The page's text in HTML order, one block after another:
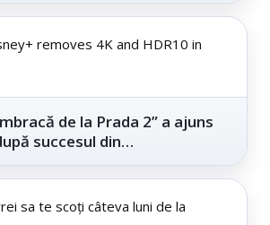
removes 4K and HDR10 in
de la Prada 2” a ajuns
succesul din
sa te scoți câteva luni de la